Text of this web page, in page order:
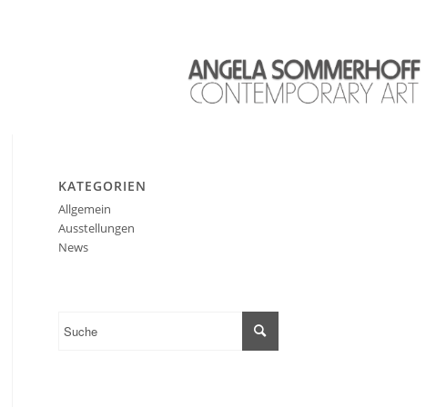
KATEGORIEN
Allgemein
Ausstellungen
News